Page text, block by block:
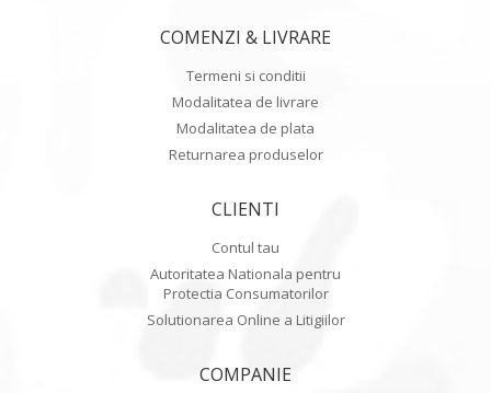
COMENZI & LIVRARE
Termeni si conditii
Modalitatea de livrare
Modalitatea de plata
Returnarea produselor
CLIENTI
Contul tau
Autoritatea Nationala pentru
Protectia Consumatorilor
Solutionarea Online a Litigiilor
COMPANIE